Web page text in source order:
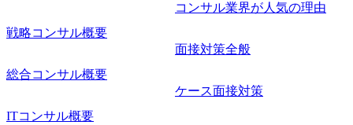
戦略コンサル概要
総合コンサル概要
ITコンサル概要
コンサル業界が人気の理由
面接対策全般
ケース面接対策